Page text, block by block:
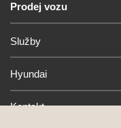
Prodej vozu
Služby
Hyundai
Kontakt